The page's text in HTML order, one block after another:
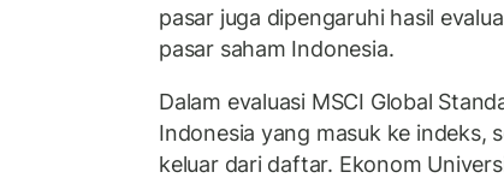
pasar juga dipengaruhi hasil
pasar saham Indonesia.
Dalam evaluasi MSCI Global
Indonesia yang masuk ke indeks,
keluar dari daftar. Ekonom